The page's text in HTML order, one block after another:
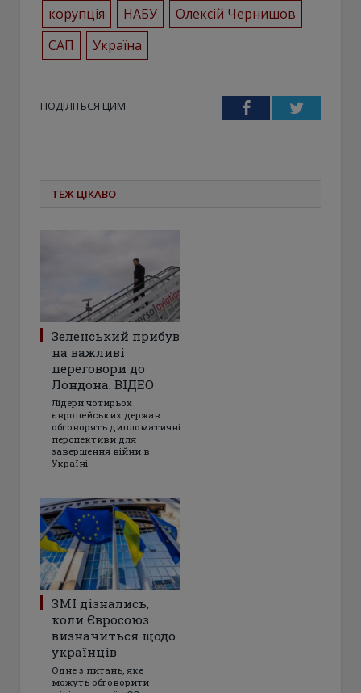
корупція
НАБУ
Олексій Чернишов
САП
Україна
ПОДІЛІТЬСЯ ЦИМ FacebookTwitter
ТЕЖ ЦІКАВО
Зеленський прибув
на важливі
переговори до
Лондона. ВІДЕО
Лідери чотирьох
європейських держав
обговорять дипломатичні
перспективи для
завершення війни в
Україні
ЗМІ дізнались,
коли Євросоюз
визначиться щодо
українців
Одне з питань, яке
можуть обговорити